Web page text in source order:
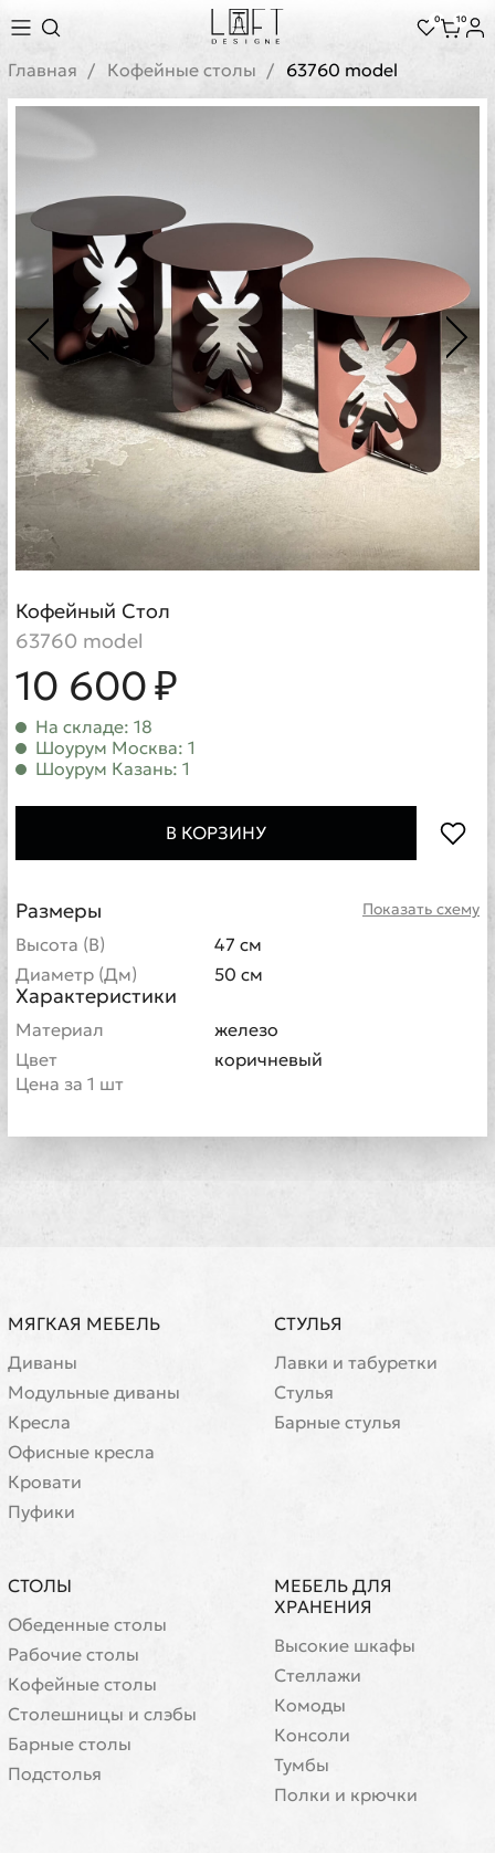
0 10
Главная Кофейные столы 63760 model
Кофейный Стол
63760 model
10 600 ₽
На складе: 18
Шоурум Москва: 1
Шоурум Казань: 1
В КОРЗИНУ
Показать схему
Размеры
Высота (В)
47 см
Диаметр (Дм)
50 см
Характеристики
Материал
железо
Цвет
коричневый
Цена за 1 шт
МЯГКАЯ МЕБЕЛЬ
Диваны
Модульные диваны
Кресла
Офисные кресла
Кровати
Пуфики
СТУЛЬЯ
Лавки и табуретки
Стулья
Барные стулья
СТОЛЫ
Обеденные столы
Рабочие столы
Кофейные столы
Cтолешницы и слэбы
Барные столы
Подстолья
МЕБЕЛЬ ДЛЯ
ХРАНЕНИЯ
Высокие шкафы
Стеллажи
Комоды
Консоли
Тумбы
Полки и крючки